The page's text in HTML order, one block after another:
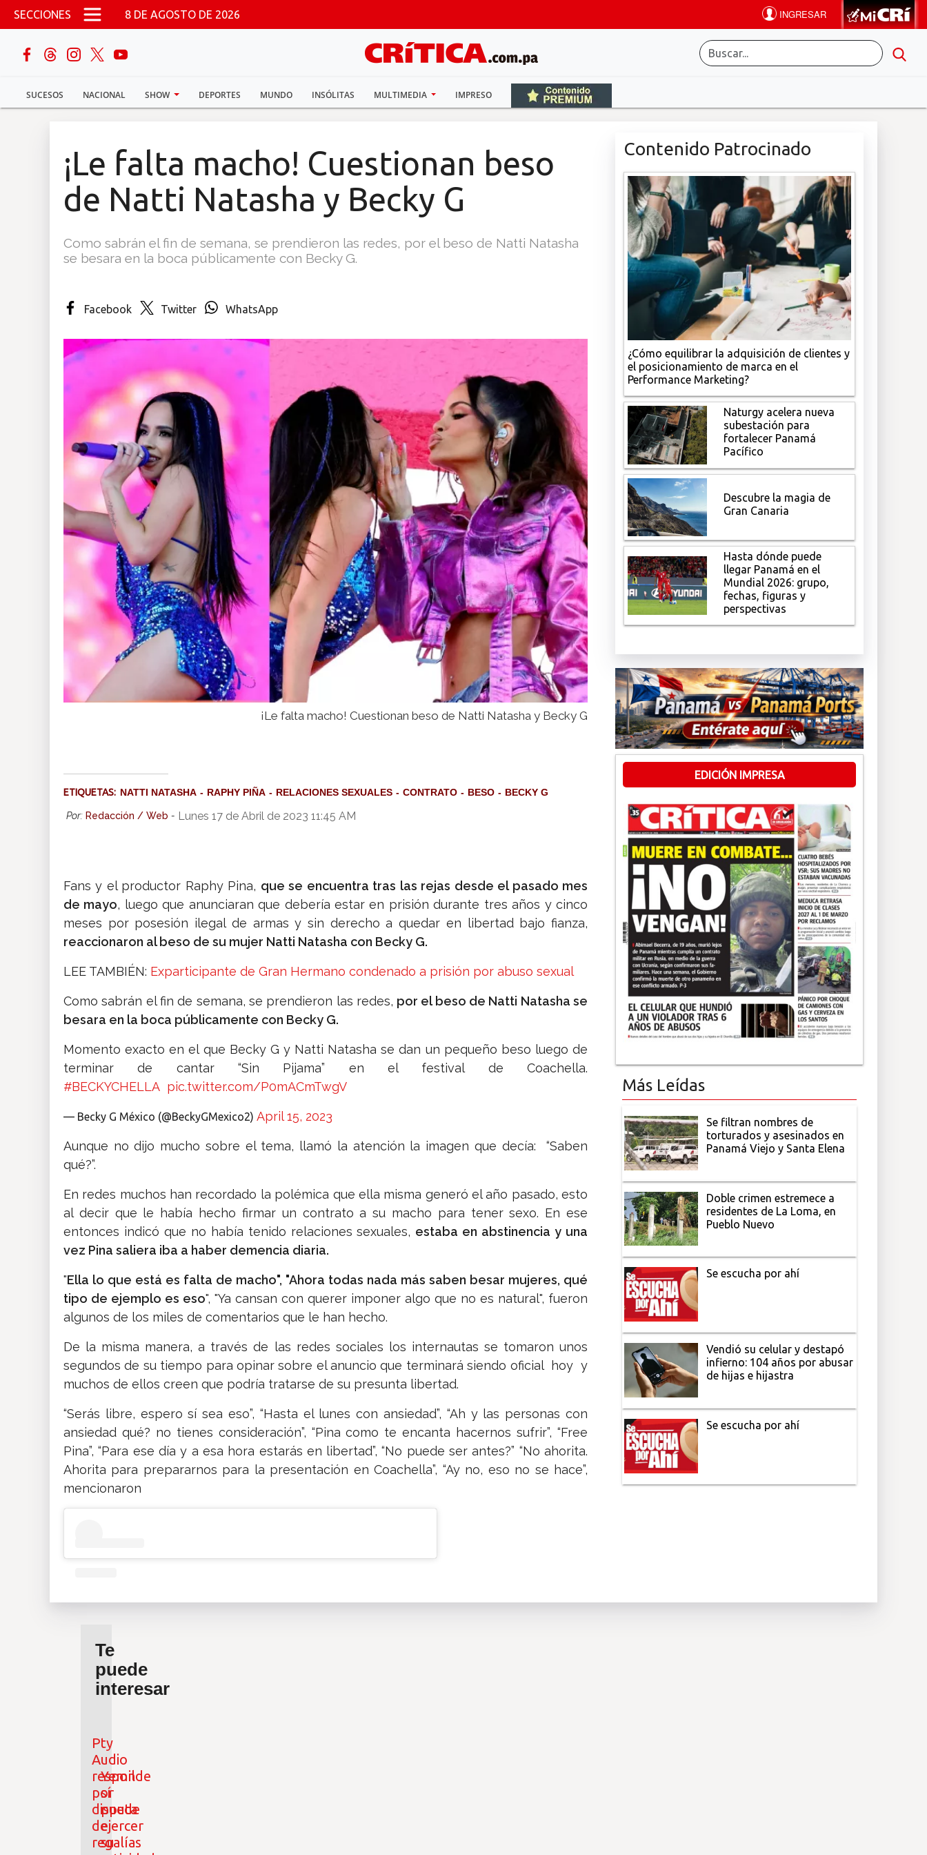
Pasar al contenido principal
SECCIONES 8 DE AGOSTO DE 2026
SUCESOS NACIONAL SHOW DEPORTES MUNDO INSÓLITAS MULTIMEDIA IMPRESO
buscar
Sucesos
¡Le falta macho! Cuestionan beso
de Natti Natasha y Becky G
Como sabrán el fin de semana, se prendieron las redes, por el beso de Natti Natasha
se besara en la boca públicamente con Becky G.
Facebook Twitter WhatsApp
¡Le falta macho! Cuestionan beso de Natti Natasha y Becky G
ETIQUETAS: NATTI NATASHA RAPHY PIÑA RELACIONES SEXUALES CONTRATO BESO BECKY G
Por: Redacción / Web - Lunes 17 de Abril de 2023 11:45 AM
Fans y el productor Raphy Pina, que se encuentra tras las rejas desde el pasado mes
de mayo, luego que anunciaran que debería estar en prisión durante tres años y cinco
meses por posesión ilegal de armas y sin derecho a quedar en libertad bajo fianza,
reaccionaron al beso de su mujer Natti Natasha con Becky G.
LEE TAMBIÉN: Exparticipante de Gran Hermano condenado a prisión por abuso sexual
Como sabrán el fin de semana, se prendieron las redes, por el beso de Natti Natasha se
besara en la boca públicamente con Becky G.
Momento exacto en el que Becky G y Natti Natasha se dan un pequeño beso luego de
terminar de cantar “Sin Pijama” en el festival de Coachella.
#BECKYCHELLA pic.twitter.com/P0mACmTwgV
— Becky G México (@BeckyGMexico2) April 15, 2023
Aunque no dijo mucho sobre el tema, llamó la atención la imagen que decía: “Saben
qué?”.
En redes muchos han recordado la polémica que ella misma generó el año pasado, esto
al decir que le había hecho firmar un contrato a su macho para tener sexo. En ese
entonces indicó que no había tenido relaciones sexuales, estaba en abstinencia y una
vez Pina saliera iba a haber demencia diaria.
"Ella lo que está es falta de macho", "Ahora todas nada más saben besar mujeres, qué
tipo de ejemplo es eso", "Ya cansan con querer imponer algo que no es natural", fueron
algunos de los miles de comentarios que le han hecho.
De la misma manera, a través de las redes sociales los internautas se tomaron unos
segundos de su tiempo para opinar sobre el anuncio que terminará siendo oficial hoy y
muchos de ellos creen que podría tratarse de su presunta libertad.
“Serás libre, espero sí sea eso”, “Hasta el lunes con ansiedad”, “Ah y las personas con
ansiedad qué? no tienes consideración”, “Pina como te encanta hacernos sufrir”, “Free
Pina”, “Para ese día y a esa hora estarás en libertad”, “No puede ser antes?” “No ahorita.
Ahorita para prepararnos para la presentación en Coachella”, “Ay no, eso no se hace”,
mencionaron
Te
puede
interesar
Pty
Audio
responde
por
disputa
de
regalías
Yemil
sí
puede
ejercer
su
Contenido Patrocinado
¿Cómo equilibrar la adquisición de clientes y
el posicionamiento de marca en el
Performance Marketing?
Naturgy acelera nueva
subestación para
fortalecer Panamá
Pacífico
Descubre la magia de
Gran Canaria
Hasta dónde puede
llegar Panamá en el
Mundial 2026: grupo,
fechas, figuras y
perspectivas
EDICIÓN IMPRESA
Más Leídas
Se filtran nombres de
torturados y asesinados en
Panamá Viejo y Santa Elena
Doble crimen estremece a
residentes de La Loma, en
Pueblo Nuevo
Se escucha por ahí
Vendió su celular y destapó
infierno: 104 años por abusar
de hijas e hijastra
Se escucha por ahí